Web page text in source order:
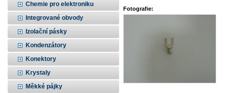
Chemie pro elektroniku
Integrované obvody
Izolační pásky
Kondenzátory
Konektory
Krystaly
Měkké pájky
Fotografie: